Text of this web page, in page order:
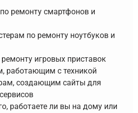
ремонту смартфонов и
по ремонту ноутбуков и
игровых приставок
работающим с техникой
создающим сайты для
работаете ли вы на дому или